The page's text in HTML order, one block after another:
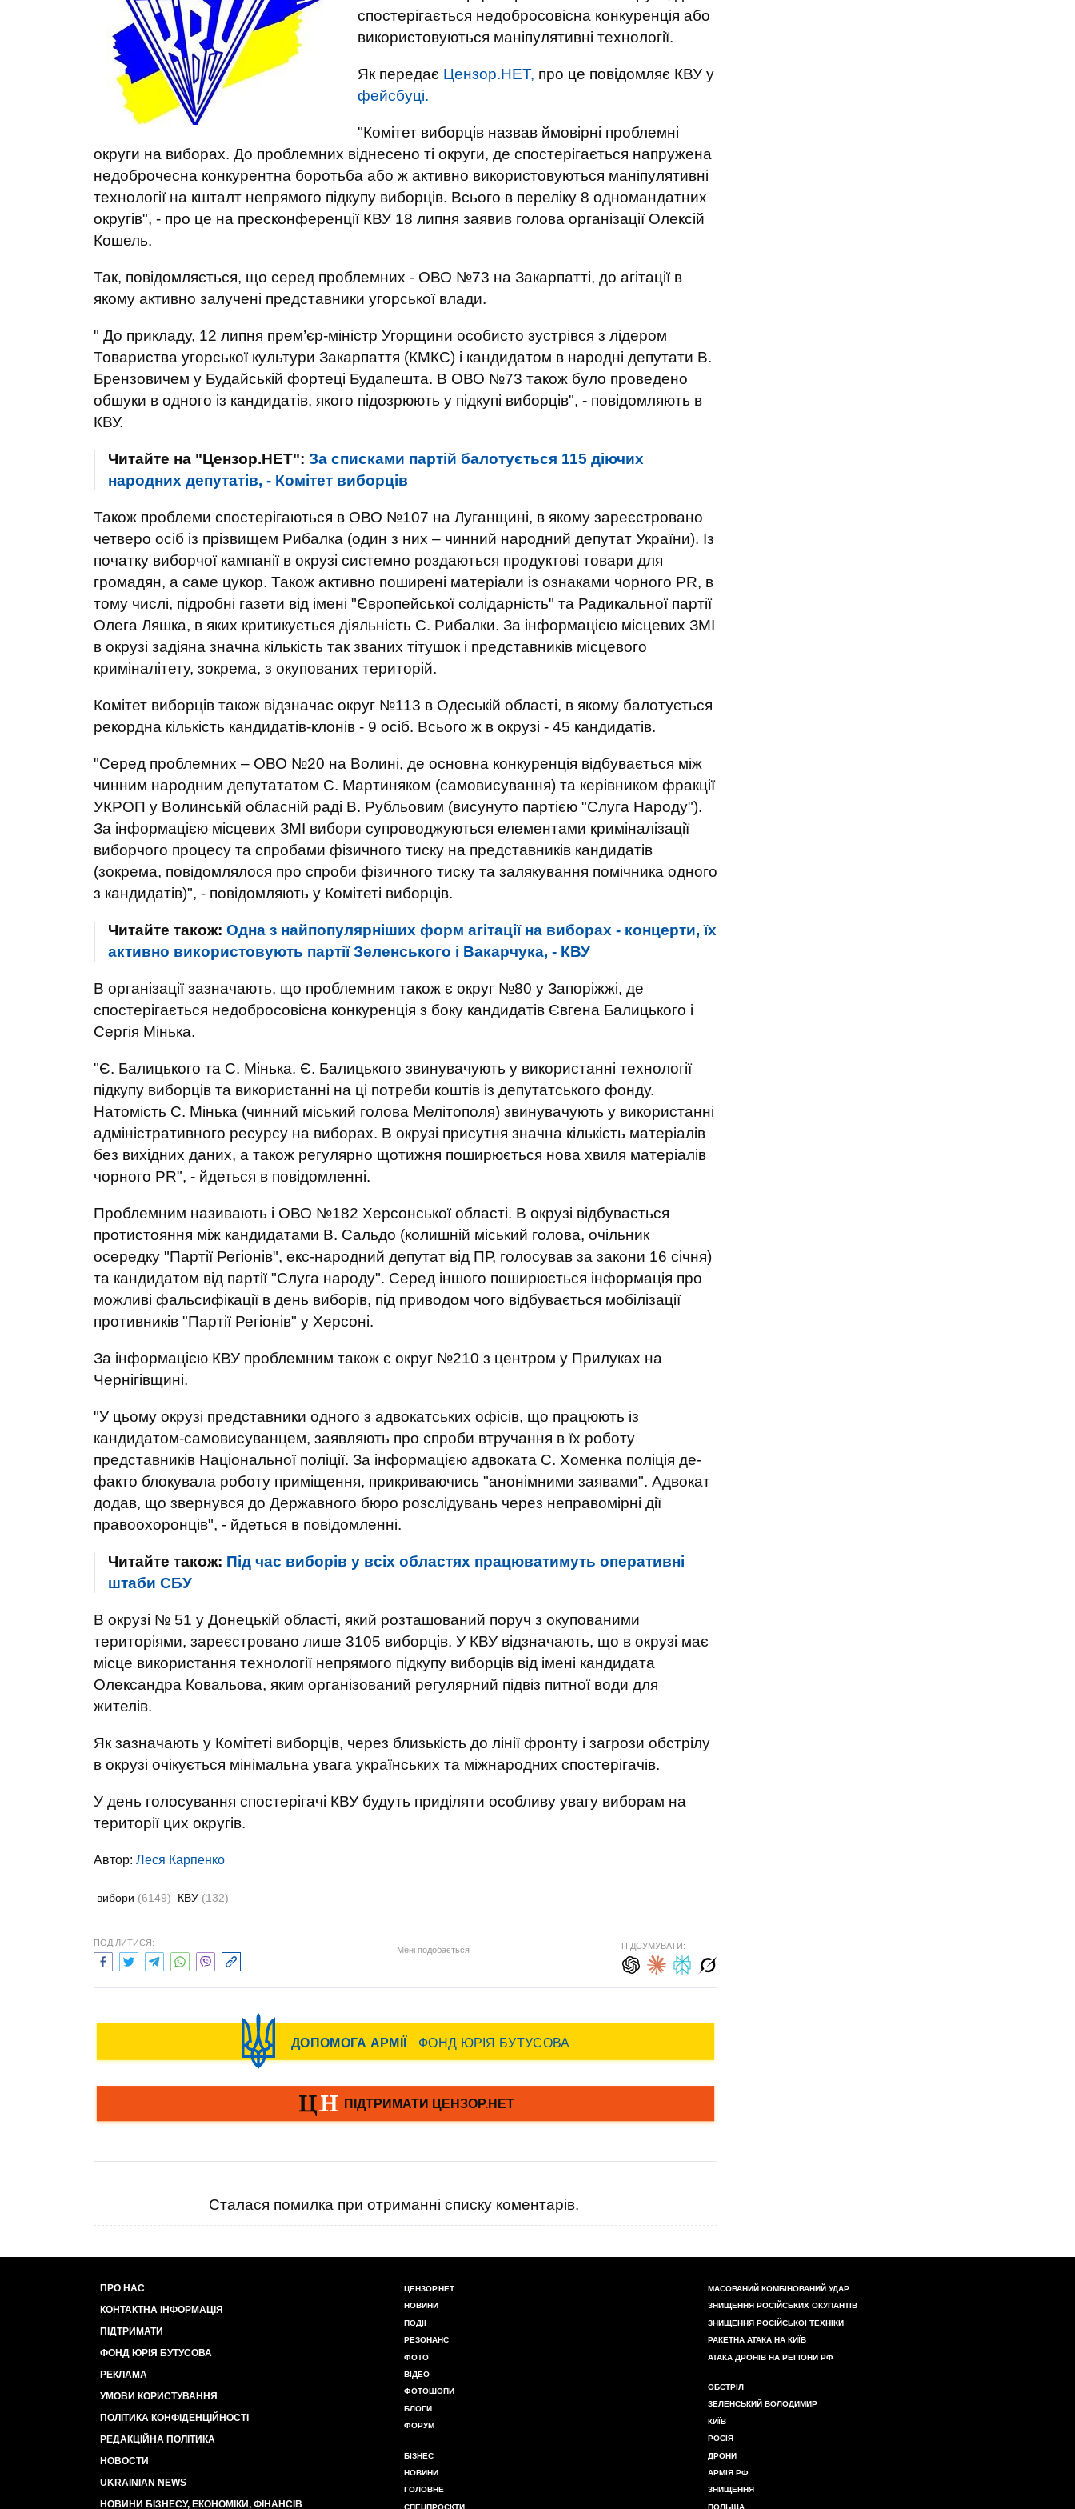
спостерігається недобросовісна конкуренція або
використовуються маніпулятивні технології.
Як передає Цензор.НЕТ, про це повідомляє КВУ у
фейсбуці.
"Комітет виборців назвав ймовірні проблемні
округи на виборах. До проблемних віднесено ті округи, де спостерігається напружена
недоброчесна конкурентна боротьба або ж активно використовуються маніпулятивні
технології на кшталт непрямого підкупу виборців. Всього в переліку 8 одномандатних
округів", - про це на пресконференції КВУ 18 липня заявив голова організації Олексій
Кошель.
Так, повідомляється, що серед проблемних - ОВО №73 на Закарпатті, до агітації в
якому активно залучені представники угорської влади.
" До прикладу, 12 липня прем’єр-міністр Угорщини особисто зустрівся з лідером
Товариства угорської культури Закарпаття (КМКС) і кандидатом в народні депутати В.
Брензовичем у Будайській фортеці Будапешта. В ОВО №73 також було проведено
обшуки в одного із кандидатів, якого підозрюють у підкупі виборців", - повідомляють в
КВУ.
Читайте на "Цензор.НЕТ": За списками партій балотується 115 діючих
народних депутатів, - Комітет виборців
Також проблеми спостерігаються в ОВО №107 на Луганщині, в якому зареєстровано
четверо осіб із прізвищем Рибалка (один з них – чинний народний депутат України). Із
початку виборчої кампанії в окрузі системно роздаються продуктові товари для
громадян, а саме цукор. Також активно поширені матеріали із ознаками чорного PR, в
тому числі, підробні газети від імені "Європейської солідарність" та Радикальної партії
Олега Ляшка, в яких критикується діяльність С. Рибалки. За інформацією місцевих ЗМІ
в окрузі задіяна значна кількість так званих тітушок і представників місцевого
криміналітету, зокрема, з окупованих територій.
Комітет виборців також відзначає округ №113 в Одеській області, в якому балотується
рекордна кількість кандидатів-клонів - 9 осіб. Всього ж в окрузі - 45 кандидатів.
"Серед проблемних – ОВО №20 на Волині, де основна конкуренція відбувається між
чинним народним депутататом С. Мартиняком (самовисування) та керівником фракції
УКРОП у Волинській обласній раді В. Рубльовим (висунуто партією "Слуга Народу").
За інформацією місцевих ЗМІ вибори супроводжуються елементами криміналізації
виборчого процесу та спробами фізичного тиску на представників кандидатів
(зокрема, повідомлялося про спроби фізичного тиску та залякування помічника одного
з кандидатів)", - повідомляють у Комітеті виборців.
Читайте також: Одна з найпопулярніших форм агітації на виборах - концерти, їх
активно використовують партії Зеленського і Вакарчука, - КВУ
В організації зазначають, що проблемним також є округ №80 у Запоріжжі, де
спостерігається недобросовісна конкуренція з боку кандидатів Євгена Балицького і
Сергія Мінька.
"Є. Балицького та С. Мінька. Є. Балицького звинувачують у використанні технології
підкупу виборців та використанні на ці потреби коштів із депутатського фонду.
Натомість С. Мінька (чинний міський голова Мелітополя) звинувачують у використанні
адміністративного ресурсу на виборах. В окрузі присутня значна кількість матеріалів
без вихідних даних, а також регулярно щотижня поширюється нова хвиля матеріалів
чорного PR", - йдеться в повідомленні.
Проблемним називають і ОВО №182 Херсонської області. В окрузі відбувається
протистояння між кандидатами В. Сальдо (колишній міський голова, очільник
осередку "Партії Регіонів", екс-народний депутат від ПР, голосував за закони 16 січня)
та кандидатом від партії "Слуга народу". Серед іншого поширюється інформація про
можливі фальсифікації в день виборів, під приводом чого відбувається мобілізації
противників "Партії Регіонів" у Херсоні.
За інформацією КВУ проблемним також є округ №210 з центром у Прилуках на
Чернігівщині.
"У цьому окрузі представники одного з адвокатських офісів, що працюють із
кандидатом-самовисуванцем, заявляють про спроби втручання в їх роботу
представників Національної поліції. За інформацією адвоката С. Хоменка поліція де-
факто блокувала роботу приміщення, прикриваючись "анонімними заявами". Адвокат
додав, що звернувся до Державного бюро розслідувань через неправомірні дії
правоохоронців", - йдеться в повідомленні.
Читайте також: Під час виборів у всіх областях працюватимуть оперативні
штаби СБУ
В окрузі № 51 у Донецькій області, який розташований поруч з окупованими
територіями, зареєстровано лише 3105 виборців. У КВУ відзначають, що в окрузі має
місце використання технології непрямого підкупу виборців від імені кандидата
Олександра Ковальова, яким організований регулярний підвіз питної води для
жителів.
Як зазначають у Комітеті виборців, через близькість до лінії фронту і загрози обстрілу
в окрузі очікується мінімальна увага українських та міжнародних спостерігачів.
У день голосування спостерігачі КВУ будуть приділяти особливу увагу виборам на
території цих округів.
Автор: Леся Карпенко
вибори (6149) КВУ (132)
ПОДІЛИТИСЯ:
Мені подобається ПІДСУМУВАТИ:
Сталася помилка при отриманні списку коментарів.
ПРО НАС
КОНТАКТНА ІНФОРМАЦІЯ
ПІДТРИМАТИ
ФОНД ЮРІЯ БУТУСОВА
РЕКЛАМА
УМОВИ КОРИСТУВАННЯ
ПОЛІТИКА КОНФІДЕНЦІЙНОСТІ
РЕДАКЦІЙНА ПОЛІТИКА
НОВОСТИ
UKRAINIAN NEWS
НОВИНИ БІЗНЕСУ, ЕКОНОМІКИ, ФІНАНСІВ
ЦЕНЗОР.НЕТ
НОВИНИ
ПОДІЇ
РЕЗОНАНС
ФОТО
ВІДЕО
ФОТОШОПИ
БЛОГИ
ФОРУМ
БІЗНЕС
НОВИНИ
ГОЛОВНЕ
СПЕЦПРОЄКТИ
МАСОВАНИЙ КОМБІНОВАНИЙ УДАР
ЗНИЩЕННЯ РОСІЙСЬКИХ ОКУПАНТІВ
ЗНИЩЕННЯ РОСІЙСЬКОЇ ТЕХНІКИ
РАКЕТНА АТАКА НА КИЇВ
АТАКА ДРОНІВ НА РЕГІОНИ РФ
ОБСТРІЛ
ЗЕЛЕНСЬКИЙ ВОЛОДИМИР
КИЇВ
РОСІЯ
ДРОНИ
АРМІЯ РФ
ЗНИЩЕННЯ
ПОЛЬЩА